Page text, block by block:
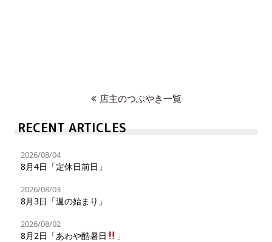
店主のつぶやき一覧
RECENT ARTICLES
2026/08/04
8月4日「定休日前日」
2026/08/03
8月3日「週の始まり」
2026/08/02
8月2日「あわや酷暑日 」